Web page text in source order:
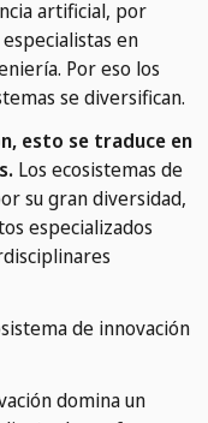
artificial, por
en
Por eso los
se diversifican.
esto se traduce en
Los ecosistemas de
su gran diversidad,
especializados
de innovación
domina un